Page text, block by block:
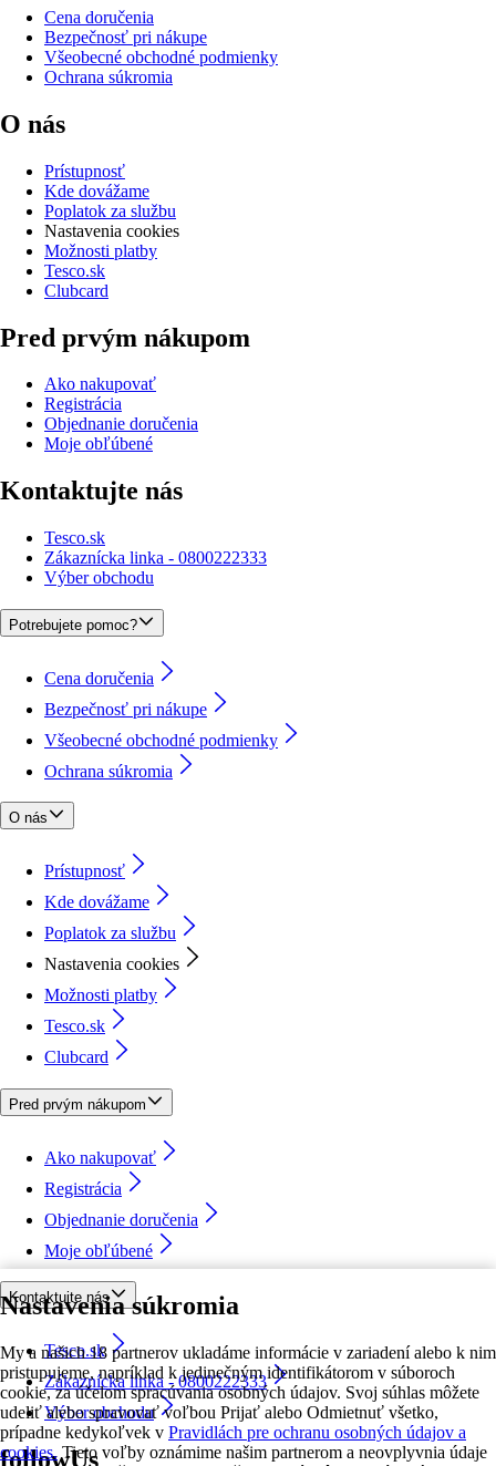
Nastavenia súkromia
My a našich 18 partnerov ukladáme informácie v zariadení alebo k nim
pristupujeme, napríklad k jedinečným identifikátorom v súboroch
cookie, za účelom spracúvania osobných údajov. Svoj súhlas môžete
udeliť alebo spravovať voľbou Prijať alebo Odmietnuť všetko,
prípadne kedykoľvek v Pravidlách pre ochranu osobných údajov a
cookies. Tieto voľby oznámime našim partnerom a neovplyvnia údaje
Cena doručenia
Bezpečnosť pri nákupe
Všeobecné obchodné podmienky
Ochrana súkromia
O nás
Prístupnosť
Kde dovážame
Poplatok za službu
Nastavenia cookies
Možnosti platby
Tesco.sk
Clubcard
Pred prvým nákupom
Ako nakupovať
Registrácia
Objednanie doručenia
Moje obľúbené
Kontaktujte nás
Tesco.sk
Zákaznícka linka - 0800222333
Výber obchodu
Potrebujete pomoc?
Cena doručenia
Bezpečnosť pri nákupe
Všeobecné obchodné podmienky
Ochrana súkromia
O nás
Prístupnosť
Kde dovážame
Poplatok za službu
Nastavenia cookies
Možnosti platby
Tesco.sk
Clubcard
Pred prvým nákupom
Ako nakupovať
Registrácia
Objednanie doručenia
Moje obľúbené
Kontaktujte nás
Tesco.sk
Zákaznícka linka - 0800222333
Výber obchodu
followUs